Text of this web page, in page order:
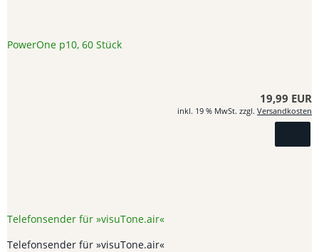
PowerOne p10, 60 Stück
19,99 EUR
inkl. 19 % MwSt. zzgl. Versandkosten
Telefonsender für »visuTone.air«
Telefonsender für »visuTone.air«